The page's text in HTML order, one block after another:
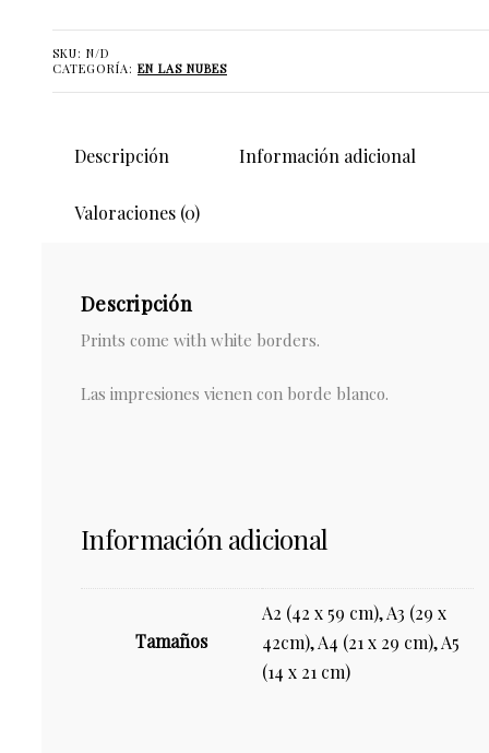
Life
cantidad
SKU: N/D
CATEGORÍA: EN LAS NUBES
Descripción Información adicional
Valoraciones (0)
Descripción
Prints come with white borders.
Las impresiones vienen con borde blanco.
Información adicional
Tamaños
A2 (42 x 59 cm), A3 (29 x
42cm), A4 (21 x 29 cm), A5
(14 x 21 cm)